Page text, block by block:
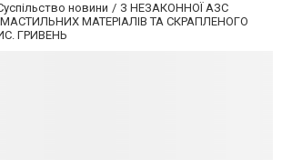
новини
З НЕЗАКОННОЇ АЗС
МАТЕРІАЛІВ ТА СКРАПЛЕНОГО
ГРИВЕНЬ